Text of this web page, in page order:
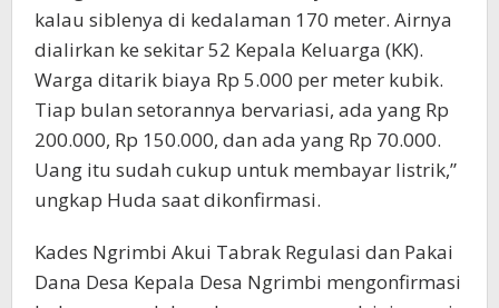
kalau siblenya di kedalaman 170 meter. Airnya
dialirkan ke sekitar 52 Kepala Keluarga (KK).
Warga ditarik biaya Rp 5.000 per meter kubik.
Tiap bulan setorannya bervariasi, ada yang Rp
200.000, Rp 150.000, dan ada yang Rp 70.000.
Uang itu sudah cukup untuk membayar listrik,”
ungkap Huda saat dikonfirmasi.
​Kades Ngrimbi Akui Tabrak Regulasi dan Pakai
Dana Desa Kepala Desa Ngrimbi mengonfirmasi